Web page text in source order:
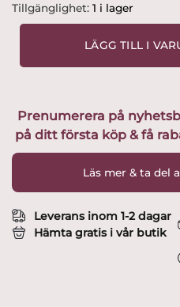
Tillgänglighet: 1 i lager
Orrefors
Design
Edvard
Hald
LÄGG TILL I
Prenumerera på
på ditt första köp & få
Läs mer & ta del
Leverans inom 1-2 dagar
Hämta gratis i vår butik